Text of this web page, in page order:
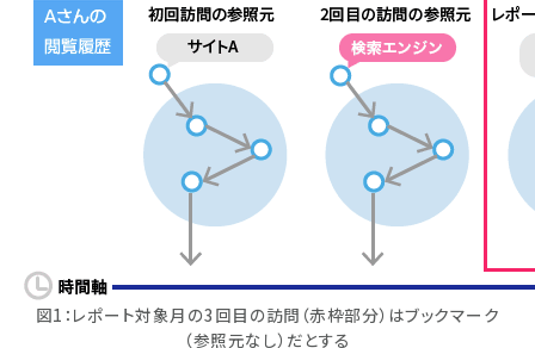
図1：レポート対象月の3回目の訪問（赤枠部分）はブックマーク
（参照元なし）だとする